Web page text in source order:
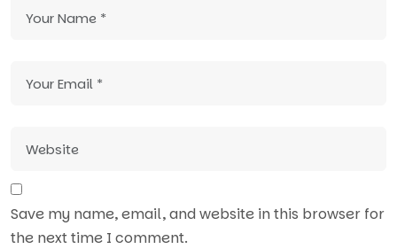
Save my name, email, and website in this browser for
the next time I comment.